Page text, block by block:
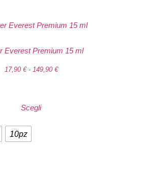
Everest Premium 15 ml
17,90 € - 149,90 €
Scegli
10pz